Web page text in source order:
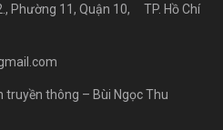
Phường 11, Quận 10, TP. Hồ Chí
truyền thông – Bùi Ngọc Thu